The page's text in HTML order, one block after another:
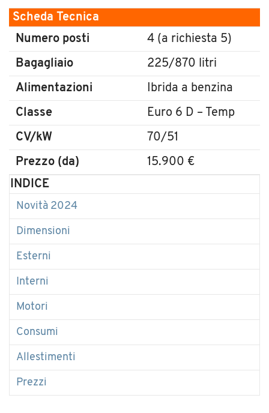
Scheda Tecnica
Numero posti
4 (a richiesta 5)
Bagagliaio 225/870 litri
Alimentazioni Ibrida a benzina
Classe Euro 6 D – Temp
CV/kW 70/51
Prezzo (da)
15.900 €
INDICE
Novità 2024
Dimensioni
Esterni
Interni
Motori
Consumi
Allestimenti
Prezzi